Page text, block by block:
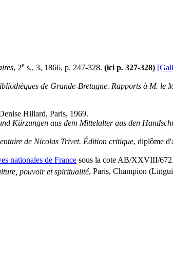
, 2e s., 3, 1866, p. 247-328. (ici p. 327-328)
de Grande-Bretagne. Rapports à M. le
Hillard, Paris, 1969.
Kürzungen aus dem Mittelalter aus den
de Nicolas Trivet. Édition critique, diplôme
nationales de France sous la cote AB/XXVIII/672.
pouvoir et spiritualité, Paris, Champion